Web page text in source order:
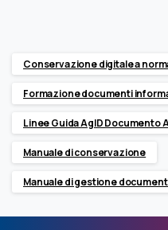
Conservazione digitale a
Formazione documenti
Linee Guida AgID
Manuale di conservazione
Manuale di gestione